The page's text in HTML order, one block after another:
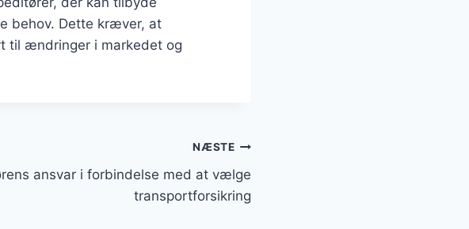
behov. Dette kræver, at
til ændringer i markedet og
NÆSTE
ansvar i forbindelse med at vælge
transportforsikring